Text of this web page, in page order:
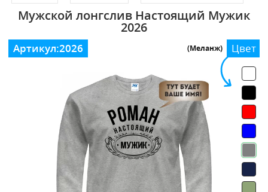
Мужской лонгслив Настоящий Мужик
2026
Цвет
(Меланж)
Артикул:2026